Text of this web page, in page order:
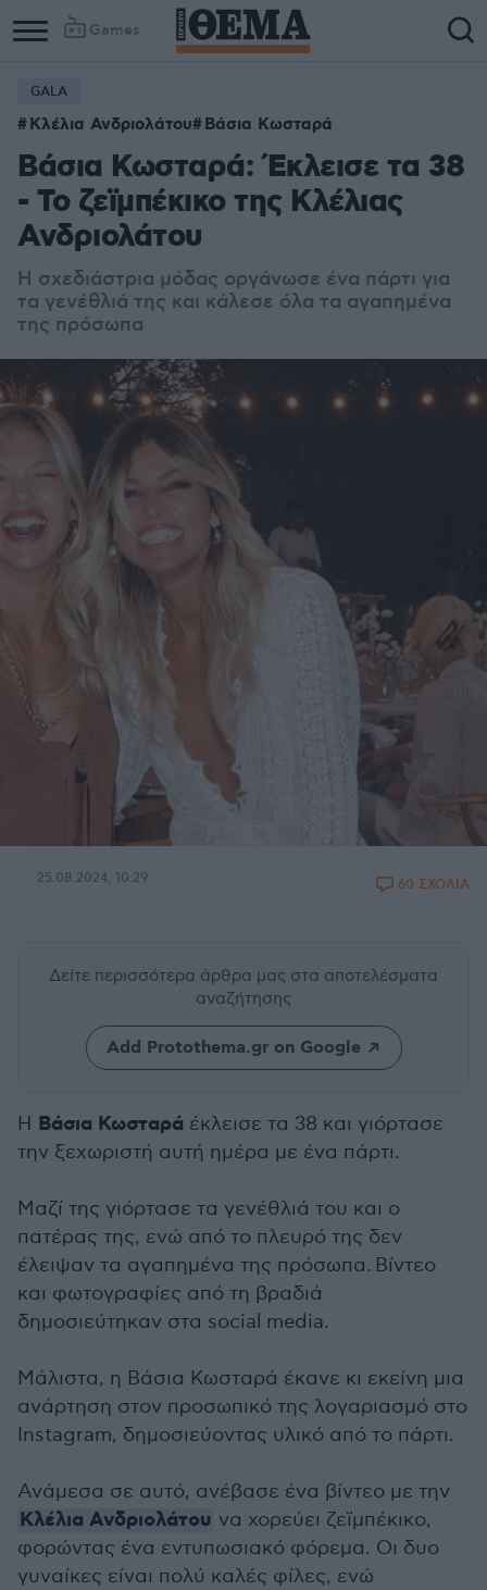
Games
GALA
Κλέλια Ανδριολάτου Βάσια Κωσταρά
Bάσια Κωσταρά: Έκλεισε τα 38
- Το ζεϊμπέκικο της Κλέλιας
Ανδριολάτου
Η σχεδιάστρια μόδας οργάνωσε ένα πάρτι για
τα γενέθλιά της και κάλεσε όλα τα αγαπημένα
της πρόσωπα
25.08.2024, 10:29 60 ΣΧΟΛΙΑ
Δείτε περισσότερα άρθρα μας στα αποτελέσματα
αναζήτησης
Add Protothema.gr on Google
H Βάσια Κωσταρά έκλεισε τα 38 και γιόρτασε
την ξεχωριστή αυτή ημέρα με ένα πάρτι.
Μαζί της γιόρτασε τα γενέθλιά του και ο
πατέρας της, ενώ από το πλευρό της δεν
έλειψαν τα αγαπημένα της πρόσωπα. Βίντεο
και φωτογραφίες από τη βραδιά
δημοσιεύτηκαν στα social media.
Μάλιστα, η Βάσια Κωσταρά έκανε κι εκείνη μια
ανάρτηση στον προσωπικό της λογαριασμό στο
Instagram, δημοσιεύοντας υλικό από το πάρτι.
Ανάμεσα σε αυτό, ανέβασε ένα βίντεο με την
Κλέλια Ανδριολάτου να χορεύει ζεϊμπέκικο,
φορώντας ένα εντυπωσιακό φόρεμα. Οι δυο
γυναίκες είναι πολύ καλές φίλες, ενώ